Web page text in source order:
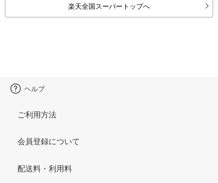
楽天全国スーパートップへ
ヘルプ
ご利用方法
会員登録について
配送料・利用料